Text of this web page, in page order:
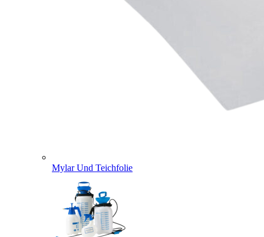
Mylar Und Teichfolie